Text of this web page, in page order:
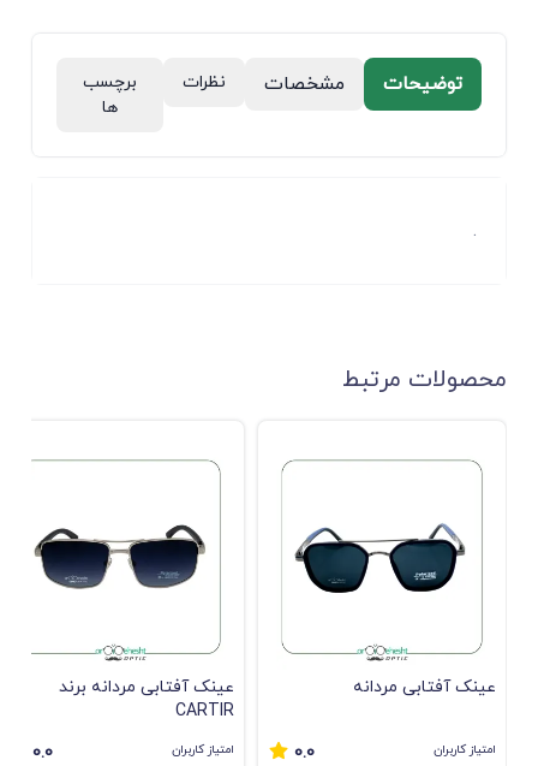
توضیحات مشخصات نظرات
برچسب
ها
.
محصولات مرتبط
عینک آفتابی مردانه
امتیاز کاربران 0.0
عینک آفتابی مردانه برند
CARTIR
امتیاز کاربران 0.0